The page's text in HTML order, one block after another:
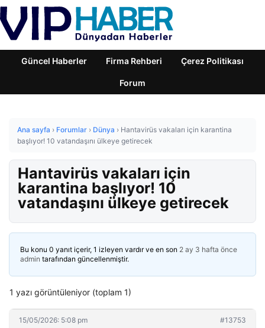
Güncel Haberler Firma Rehberi Çerez Politikası
Forum
Ana sayfa › Forumlar › Dünya › Hantavirüs vakaları için karantina
başlıyor! 10 vatandaşını ülkeye getirecek
Hantavirüs vakaları için
karantina başlıyor! 10
vatandaşını ülkeye getirecek
Bu konu 0 yanıt içerir, 1 izleyen vardır ve en son 2 ay 3 hafta önce
admin tarafından güncellenmiştir.
1 yazı görüntüleniyor (toplam 1)
15/05/2026: 5:08 pm #13753